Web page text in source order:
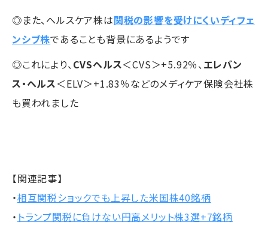
◎また、ヘルスケア株は関税の影響を受けにくいディフェ
ンシブ株であることも背景にあるようです
◎これにより、CVSヘルス＜CVS＞+5.92％、エレバン
ス・ヘルス＜ELV＞+1.83％などのメディケア保険会社株
も買われました
【関連記事】
・相互関税ショックでも上昇した米国株40銘柄
・ トランプ関税に負けない円高メリット株3選+7銘柄